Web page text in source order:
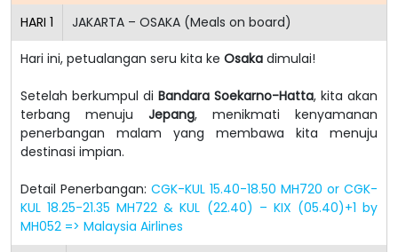
HARI 1 JAKARTA – OSAKA (Meals on board)
Hari ini, petualangan seru kita ke Osaka dimulai!
Setelah berkumpul di Bandara Soekarno-Hatta, kita akan
terbang menuju Jepang, menikmati kenyamanan
penerbangan malam yang membawa kita menuju
destinasi impian.
Detail Penerbangan: CGK-KUL 15.40-18.50 MH720 or CGK-
KUL 18.25-21.35 MH722 & KUL (22.40) – KIX (05.40)+1 by
MH052 => Malaysia Airlines